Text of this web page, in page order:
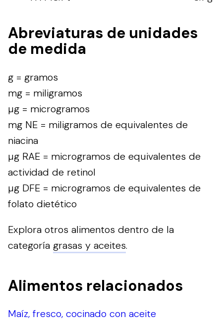
Abreviaturas de unidades
de medida
g = gramos
mg = miligramos
µg = microgramos
mg NE = miligramos de equivalentes de
niacina
µg RAE = microgramos de equivalentes de
actividad de retinol
µg DFE = microgramos de equivalentes de
folato dietético
Explora otros alimentos dentro de la
categoría grasas y aceites.
Alimentos relacionados
Maíz, fresco, cocinado con aceite